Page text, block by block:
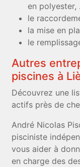
en polyester,
le
la mise en
le
Autres
piscines à
Découvrez une
actifs près de
André Nicolas
pisciniste
vous aider à
en charge des